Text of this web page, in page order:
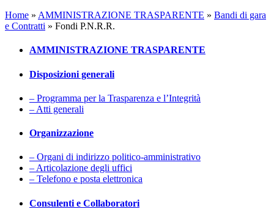
Home » AMMINISTRAZIONE TRASPARENTE » Bandi di gara
e Contratti » Fondi P.N.R.R.
AMMINISTRAZIONE TRASPARENTE
Disposizioni generali
– Programma per la Trasparenza e l’Integrità
– Atti generali
Organizzazione
– Organi di indirizzo politico-amministrativo
– Articolazione degli uffici
– Telefono e posta elettronica
Consulenti e Collaboratori